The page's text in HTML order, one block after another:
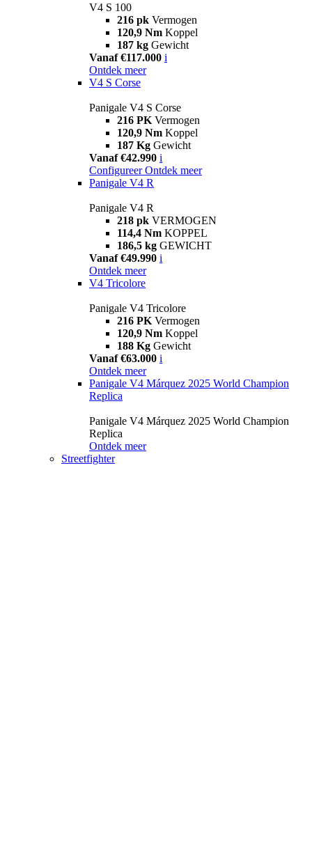
V4 S 100
216 pk Vermogen
120,9 Nm Koppel
187 kg Gewicht
Vanaf €117.000 i
Ontdek meer
V4 S Corse
Panigale V4 S Corse
216 PK Vermogen
120,9 Nm Koppel
187 Kg Gewicht
Vanaf €42.990 i
Configureer Ontdek meer
Panigale V4 R
Panigale V4 R
218 pk VERMOGEN
114,4 Nm KOPPEL
186,5 kg GEWICHT
Vanaf €49.990 i
Ontdek meer
V4 Tricolore
Panigale V4 Tricolore
216 PK Vermogen
120,9 Nm Koppel
188 Kg Gewicht
Vanaf €63.000 i
Ontdek meer
Panigale V4 Márquez 2025 World Champion
Replica
Panigale V4 Márquez 2025 World Champion
Replica
Ontdek meer
Streetfighter